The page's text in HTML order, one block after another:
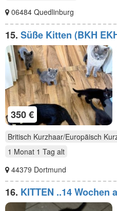
06484 Quedlinburg
15. Süße Kitten (BKH EKH Mix) suchen ein
liebevolles Zuhause
350 €
Britisch Kurzhaar/Europäisch
1 Monat 1 Tag alt
44379 Dortmund
16. KITTEN ..14 Wochen
immer zuhause